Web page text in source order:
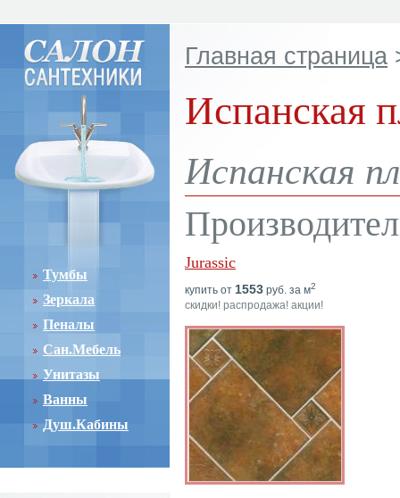
Тумбы
Зеркала
Пеналы
Сан.Мебель
Унитазы
Ванны
Душ.Кабины
Главная страница
Испанская
Испанская
Jurassic
купить от 1553 руб. за м2
скидки! распродажа! акции!